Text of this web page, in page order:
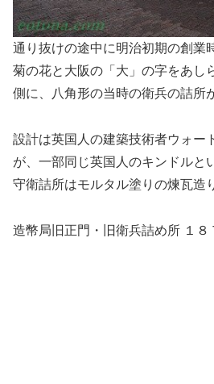
通り抜けの途中に明治初期の創業
菊の花と大阪の「大」の字をあし
側に、八角形の当時の衛兵の詰所
設計は英国人の建築技術者ウォー
が、一部同じ英国人のキンドルと
守衛詰所はモルタル塗りの煉瓦造
造幣局旧正門・旧衛兵詰め所 １８